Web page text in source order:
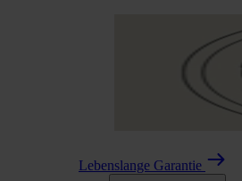
Lebenslange Garantie